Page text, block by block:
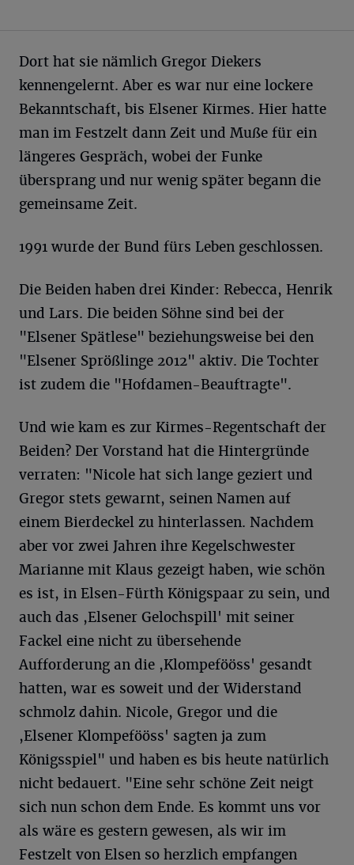
Dort hat sie nämlich Gregor Diekers
kennengelernt. Aber es war nur eine lockere
Bekanntschaft, bis Elsener Kirmes. Hier hatte
man im Festzelt dann Zeit und Muße für ein
längeres Gespräch, wobei der Funke
übersprang und nur wenig später begann die
gemeinsame Zeit.
1991 wurde der Bund fürs Leben geschlossen.
Die Beiden haben drei Kinder: Rebecca, Henrik
und Lars. Die beiden Söhne sind bei der
"Elsener Spätlese" beziehungsweise bei den
"Elsener Sprößlinge 2012" aktiv. Die Tochter
ist zudem die "Hofdamen-Beauftragte".
Und wie kam es zur Kirmes-Regentschaft der
Beiden? Der Vorstand hat die Hintergründe
verraten: "Nicole hat sich lange geziert und
Gregor stets gewarnt, seinen Namen auf
einem Bierdeckel zu hinterlassen. Nachdem
aber vor zwei Jahren ihre Kegelschwester
Marianne mit Klaus gezeigt haben, wie schön
es ist, in Elsen-Fürth Königspaar zu sein, und
auch das ,Elsener Gelochspill' mit seiner
Fackel eine nicht zu übersehende
Aufforderung an die ,Klompefööss' gesandt
hatten, war es soweit und der Widerstand
schmolz dahin. Nicole, Gregor und die
,Elsener Klompefööss' sagten ja zum
Königsspiel" und haben es bis heute natürlich
nicht bedauert. "Eine sehr schöne Zeit neigt
sich nun schon dem Ende. Es kommt uns vor
als wäre es gestern gewesen, als wir im
Festzelt von Elsen so herzlich empfangen